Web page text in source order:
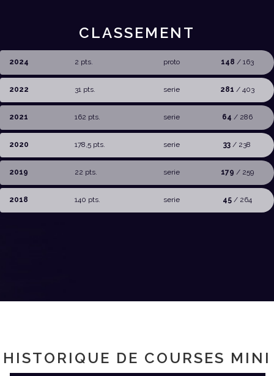
CLASSEMENT
2024 2 pts. proto 148 / 163
2022 31 pts. serie 281 / 403
2021 162 pts. serie 64 / 286
2020 178,5 pts. serie 33 / 238
2019 22 pts. serie 179 / 259
2018 140 pts. serie 45/ 264
HISTORIQUE DE COURSES MINI